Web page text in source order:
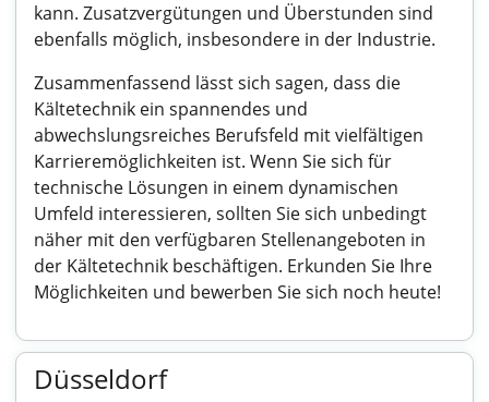
kann. Zusatzvergütungen und Überstunden sind
ebenfalls möglich, insbesondere in der Industrie.
Zusammenfassend lässt sich sagen, dass die
Kältetechnik ein spannendes und
abwechslungsreiches Berufsfeld mit vielfältigen
Karrieremöglichkeiten ist. Wenn Sie sich für
technische Lösungen in einem dynamischen
Umfeld interessieren, sollten Sie sich unbedingt
näher mit den verfügbaren Stellenangeboten in
der Kältetechnik beschäftigen. Erkunden Sie Ihre
Möglichkeiten und bewerben Sie sich noch heute!
Düsseldorf